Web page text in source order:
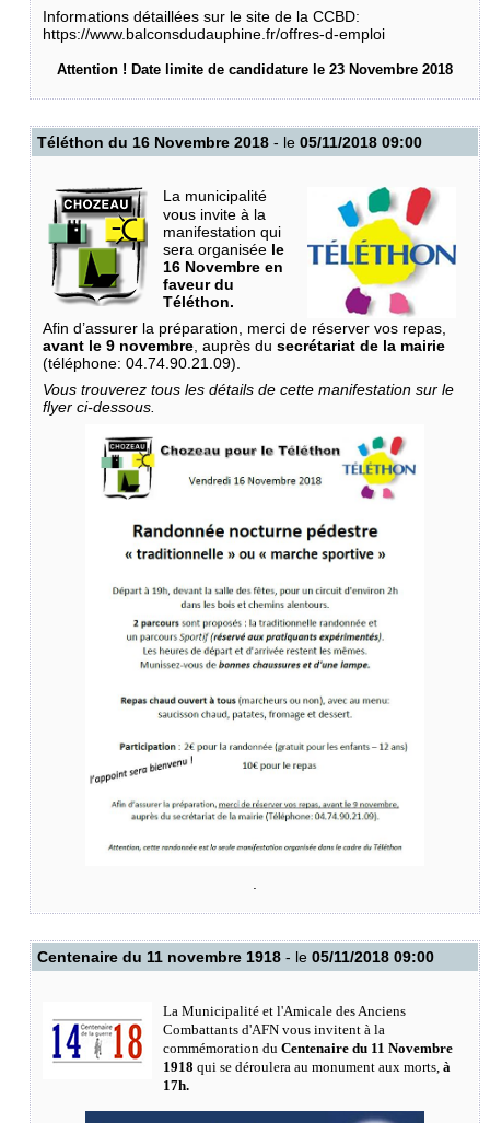
Informations détaillées sur le site de la CCBD:
https://www.balconsdudauphine.fr/offres-d-emploi
Attention ! Date limite de candidature le 23 Novembre 2018
Téléthon du 16 Novembre 2018 - le 05/11/2018 09:00
La municipalité
vous invite à la
manifestation qui
sera organisée le
16 Novembre en
faveur du
Téléthon.
Afin d’assurer la préparation, merci de réserver vos repas,
avant le 9 novembre , auprès du secrétariat de la mairie
(téléphone: 04.74.90.21.09).
Vous trouverez tous les détails de cette manifestation sur le
flyer ci-dessous.
Centenaire du 11 novembre 1918 - le 05/11/2018 09:00
La Municipalité et l'Amicale des Anciens
Combattants d'AFN vous invitent à la
commémoration du Centenaire du 11 Novembre
1918 qui se déroulera au monument aux morts, à
17h.